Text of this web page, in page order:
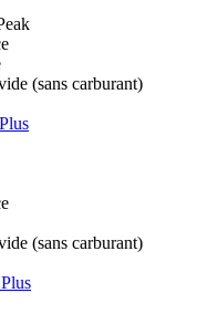
(sans carburant)
(sans carburant)